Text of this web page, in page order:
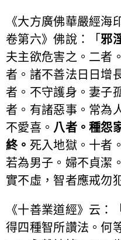
《大方廣佛華嚴經海
卷第六》佛說：「邪
夫主欲危害之。二者
者。諸不善法日日增
者。不守護身。妻子
者。有諸惡事。常為
不愛喜。 八者。種怨
終。 死入地獄。十者
若為男子。婦不貞潔
實不虛，智者應戒勿
《十善業道經》云：
得四種智所讚法。何